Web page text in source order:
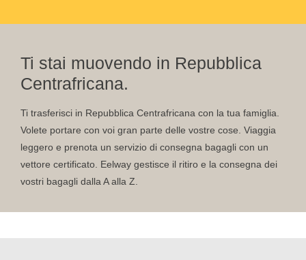
Ti stai muovendo in Repubblica
Centrafricana.
Ti trasferisci in Repubblica Centrafricana con la tua famiglia.
Volete portare con voi gran parte delle vostre cose. Viaggia
leggero e prenota un servizio di consegna bagagli con un
vettore certificato. Eelway gestisce il ritiro e la consegna dei
vostri bagagli dalla A alla Z.